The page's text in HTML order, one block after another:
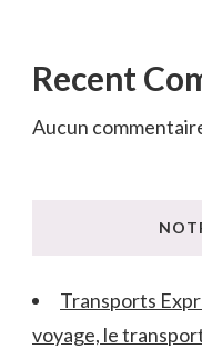
Recent
Aucun
Transports
voyage, le